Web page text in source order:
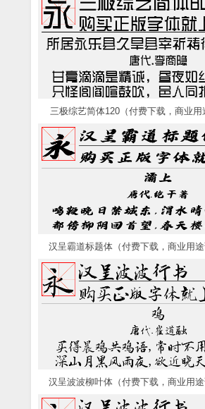
三极综艺简体120（付费下载，商业用
汉呈霸道标题体（付费下载，商业用途
汉呈波波柳叶体（付费下载，商业用途